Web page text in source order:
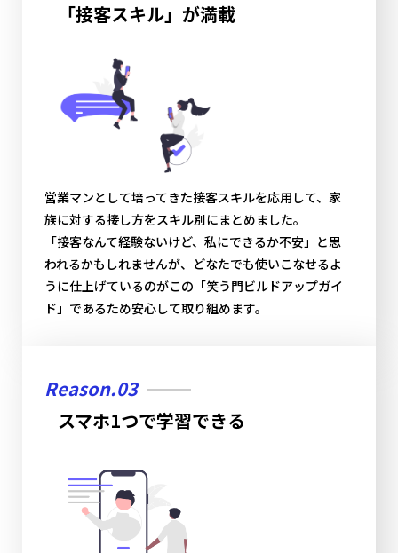
「接客スキル」が満載
営業マンとして培ってきた接客スキルを応用して、家
族に対する接し方をスキル別にまとめました。
「接客なんて経験ないけど、私にできるか不安」と思
われるかもしれませんが、どなたでも使いこなせるよ
うに仕上げているのがこの「笑う門ビルドアップガイ
ド」であるため安心して取り組めます。
Reason.03
スマホ1つで学習できる